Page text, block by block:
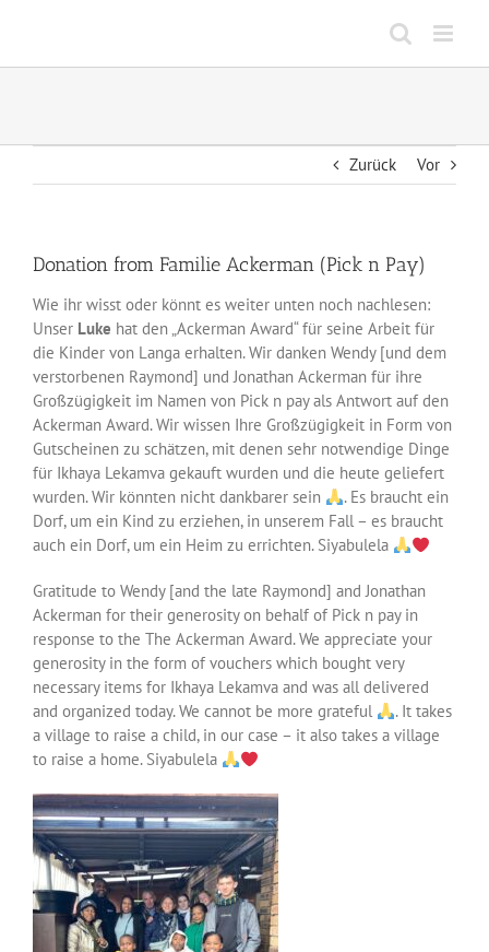
Zurück Vor
Donation from Familie Ackerman (Pick n Pay)
Wie ihr wisst oder könnt es weiter unten noch nachlesen:
Unser Luke hat den „Ackerman Award“ für seine Arbeit für
die Kinder von Langa erhalten. Wir danken Wendy [und dem
verstorbenen Raymond] und Jonathan Ackerman für ihre
Großzügigkeit im Namen von Pick n pay als Antwort auf den
Ackerman Award. Wir wissen Ihre Großzügigkeit in Form von
Gutscheinen zu schätzen, mit denen sehr notwendige Dinge
für Ikhaya Lekamva gekauft wurden und die heute geliefert
wurden. Wir könnten nicht dankbarer sein
. Es braucht ein
Dorf, um ein Kind zu erziehen, in unserem Fall – es braucht
auch ein Dorf, um ein Heim zu errichten. Siyabulela
Gratitude to Wendy [and the late Raymond] and Jonathan
Ackerman for their generosity on behalf of Pick n pay in
response to the The Ackerman Award. We appreciate your
generosity in the form of vouchers which bought very
necessary items for Ikhaya Lekamva and was all delivered
and organized today. We cannot be more grateful
. It takes
a village to raise a child, in our case – it also takes a village
to raise a home. Siyabulela